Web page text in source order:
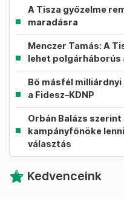
A Tisza győzelme
maradásra
Menczer Tamás: A
lehet
Bő másfél
a Fidesz–KDNP
Orbán Balázs
kampányfőnöke
választás
Kedvenceink